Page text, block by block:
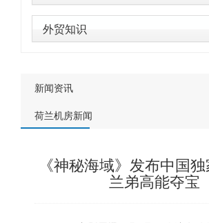
外贸知识
新闻资讯
荷兰机房新闻
《神秘海域》发布中国
兰弟高能夺宝